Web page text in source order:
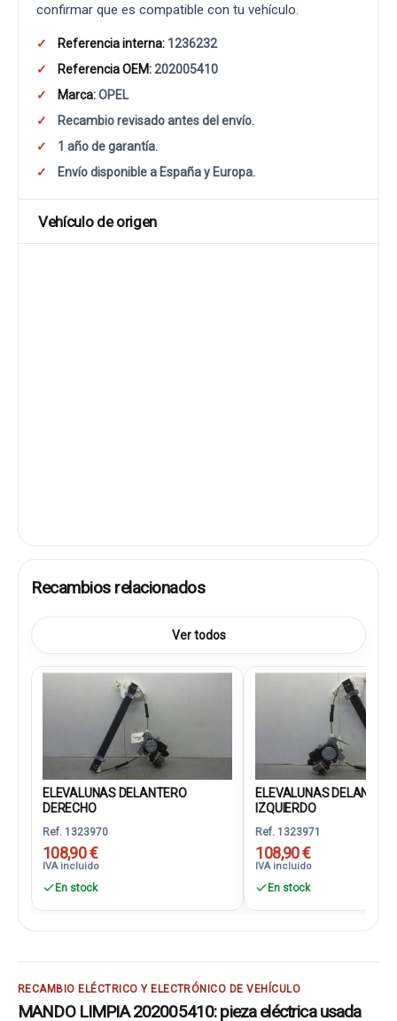
confirmar que es compatible con tu vehículo.
Referencia interna: 1236232
Referencia OEM:202005410
Marca:OPEL
Recambio revisado antes del envío.
1 año de garantía.
Envío disponible a España y Europa.
Vehículo de origen
Recambios relacionados
Ver todos
ELEVALUNAS DELANTERO
DERECHO
Ref. 1323970
108,90 €
IVA incluido
En stock
ELEVALUNAS
IZQUIERDO
Ref. 1323971
108,90 €
IVA incluido
En stock
RECAMBIO ELÉCTRICO Y ELECTRÓNICO DE VEHÍCULO
MANDO LIMPIA 202005410: pieza eléctrica usada